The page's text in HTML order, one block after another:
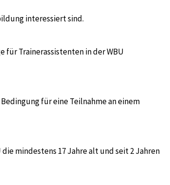
interessiert sind.
für Trainerassistenten in der WBU
für eine Teilnahme an einem
mindestens 17 Jahre alt und seit 2 Jahren